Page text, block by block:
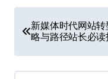
章
导
航
新媒体时代网站转
略与路径站长必读